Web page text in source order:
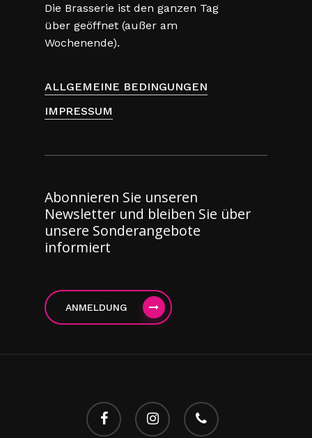
Die Brasserie ist den ganzen Tag
über geöffnet (außer am
Wochenende).
ALLGEMEINE BEDINGUNGEN
IMPRESSUM
Abonnieren Sie unseren
Newsletter und bleiben Sie über
unsere Sonderangebote
informiert
ANMELDUNG
facebook instagram Telefon